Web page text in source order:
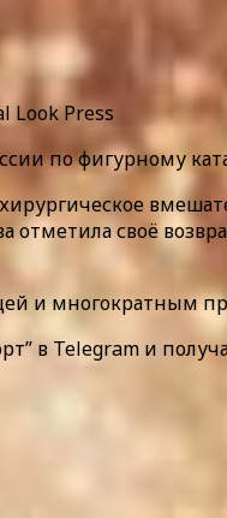
Look Press
по фигурному
отметила своё
и многократным
в Telegram и